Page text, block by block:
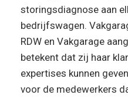
storingsdiagnose aan
bedrijfswagen.
RDW en Vakgarage
betekent dat zij haar
expertises kunnen
voor de medewerkers